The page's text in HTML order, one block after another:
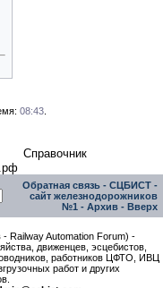
08:43.
Справочник
Обратная связь - СЦБИСТ -
сайт железнодорожников
№1 - Архив - Вверх
Automation Forum) -
движенцев, эсцебистов,
работников ЦФТО, ИВЦ
работ и других